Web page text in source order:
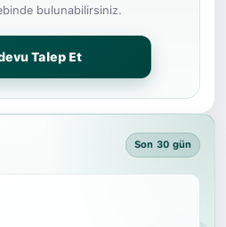
bulunabilirsiniz.
Talep Et
Son 30 gün